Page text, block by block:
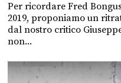
Per ricordare Fred
2019, proponiamo un
dal nostro critico
non...